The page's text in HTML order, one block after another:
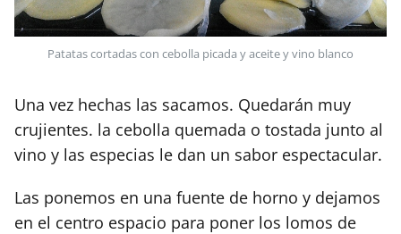
Patatas cortadas con cebolla picada y aceite y vino blanco
Una vez hechas las sacamos. Quedarán muy
crujientes. la cebolla quemada o tostada junto al
vino y las especias le dan un sabor espectacular.
Las ponemos en una fuente de horno y dejamos
en el centro espacio para poner los lomos de